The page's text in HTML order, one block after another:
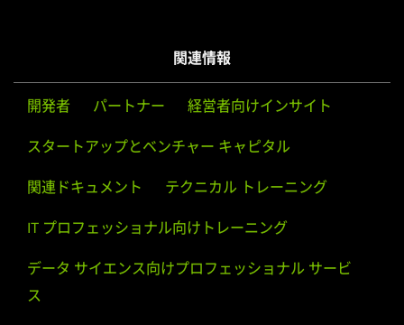
NVS 510, NVS 315,NVS 310
NVS Series (Notebooks)
NVS 5400M, NVS 5200M, NVS 4200M
関連情報
開発者 パートナー 経営者向けインサイト
スタートアップとベンチャー キャピタル
関連ドキュメント テクニカル トレーニング
IT プロフェッショナル向けトレーニング
データ サイエンス向けプロフェッショナル サービ
ス